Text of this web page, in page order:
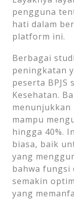
pengguna
hati dalam
platform ini.
Berbagai
peningkatan
peserta BPJS
Kesehatan.
menunjukkan
mampu
hingga 40%.
biasa, baik
yang
bahwa fungsi
semakin
yang